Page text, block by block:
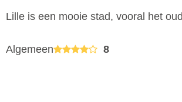
Lille is een mooie stad, vooral het
Algemeen 8